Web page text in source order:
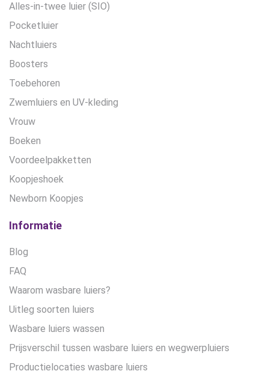
Alles-in-twee luier (SIO)
Pocketluier
Nachtluiers
Boosters
Toebehoren
Zwemluiers en UV-kleding
Vrouw
Boeken
Voordeelpakketten
Koopjeshoek
Newborn Koopjes
Informatie
Blog
FAQ
Waarom wasbare luiers?
Uitleg soorten luiers
Wasbare luiers wassen
Prijsverschil tussen wasbare luiers en wegwerpluiers
Productielocaties wasbare luiers